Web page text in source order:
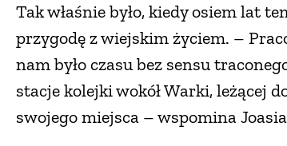
Tak właśnie było, kiedy osiem lat
przygodę z wiejskim życiem. –
nam było czasu bez sensu
stacje kolejki wokół Warki, leżącej
swojego miejsca – wspomina